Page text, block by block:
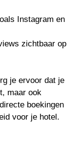
Instagram en
zichtbaar op
je ervoor dat je
maar ook
boekingen
voor je hotel.